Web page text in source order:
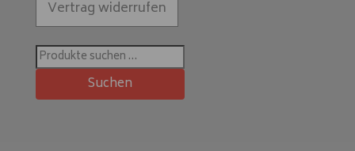
Vertrag widerrufen
Suchen
nach:
Suchen